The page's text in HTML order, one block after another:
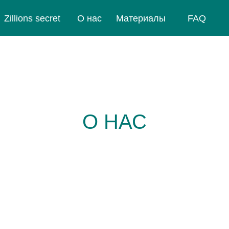
FAQ
Материалы
О нас
Zillions secret FAQ
Материалы
О нас
Zillions secret
О НАС